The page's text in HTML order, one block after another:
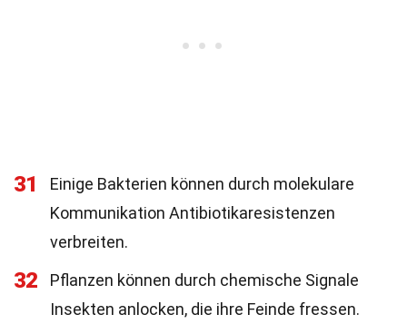
31
Einige Bakterien können durch molekulare
Kommunikation Antibiotikaresistenzen
verbreiten.
32
Pflanzen können durch chemische Signale
Insekten anlocken, die ihre Feinde fressen.